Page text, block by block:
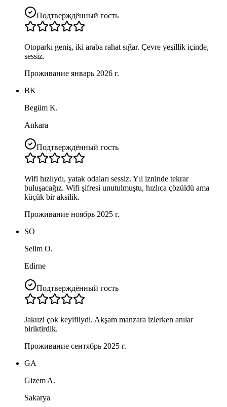
Подтверждённый гость
Otoparkı geniş, iki araba rahat sığar. Çevre yeşillik içinde,
sessiz.
Проживание январь 2026 г.
BK
Begüm K.
Ankara
Подтверждённый гость
Wifi hızlıydı, yatak odaları sessiz. Yıl izninde tekrar
buluşacağız. Wifi şifresi unutulmuştu, hızlıca çözüldü ama
küçük bir aksilik.
Проживание ноябрь 2025 г.
SO
Selim O.
Edirne
Подтверждённый гость
Jakuzi çok keyifliydi. Akşam manzara izlerken anılar
biriktirdik.
Проживание сентябрь 2025 г.
GA
Gizem A.
Sakarya